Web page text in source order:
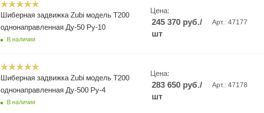
Шиберная задвижка Zubi модель Т200
однонаправленная Ду-50 Ру-10
В наличии
Цена:
245 370руб./
шт
Арт.: 47177
Шиберная задвижка Zubi модель Т200
однонаправленная Ду-500 Ру-4
В наличии
Цена:
283 650руб./
шт
Арт.: 47178